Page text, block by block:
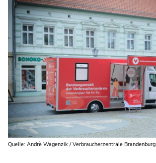
Quelle: Andrè Wagenzik / Verbraucherzentrale Brandenburg